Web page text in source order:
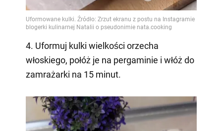
4. Uformuj kulki wielkości orzecha
włoskiego, połóż je na pergaminie i włóż do
zamrażarki na 15 minut.